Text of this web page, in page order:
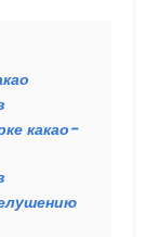
какао-